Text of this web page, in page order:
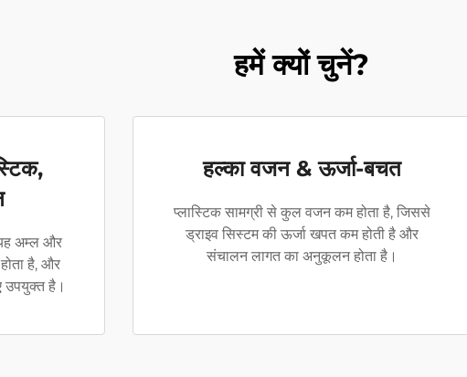
हमें क्यों चुनें?
अम्ल और
होता है, और
उपयुक्त है।
हल्का वजन & ऊर्जा-बचत
प्लास्टिक सामग्री से कुल वजन कम होता है, जिससे
ड्राइव सिस्टम की ऊर्जा खपत कम होती है और
संचालन लागत का अनुकूलन होता है।